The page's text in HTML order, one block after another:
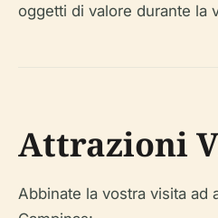
oggetti di valore durante la
Attrazioni
Abbinate la vostra visita ad